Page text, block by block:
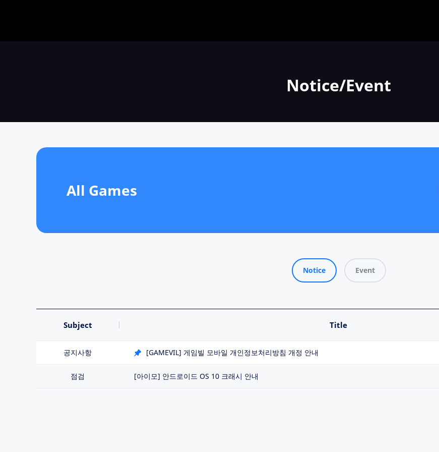
Notice/Event
All Games
Notice Event
Subject Title
공지사항 [GAMEVIL] 게임빌 모바일 개인정보처리방침 개정 안내
점검 [아이모] 안드로이드 OS 10 크래시 안내